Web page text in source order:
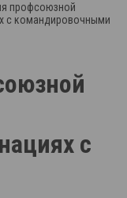
профсоюзной
с командировочными
с